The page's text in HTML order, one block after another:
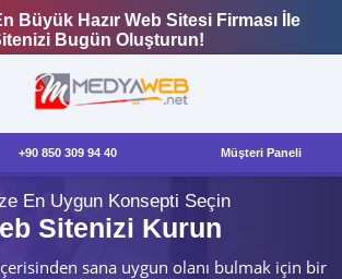
Büyük Hazır Web Sitesi Firması İle
Bugün Oluşturun!
+90 850 309 94 40 Müşteri Paneli
En Uygun Konsepti Seçin
Sitenizi Kurun
sana uygun olanı bulmak için bir